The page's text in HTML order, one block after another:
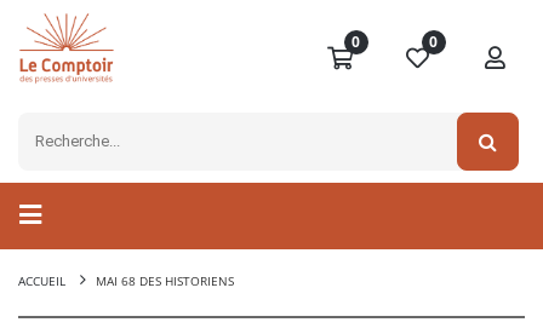
0 0
ACCUEIL MAI 68 DES HISTORIENS